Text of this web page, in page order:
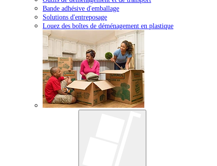
Bande adhésive d'emballage
Solutions d'entreposage
Louez des boîtes de déménagement en plastique